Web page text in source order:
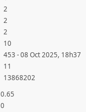
2
2
2
10
453 - 08 Oct 2025, 18h37
11
13868202
0.65
0